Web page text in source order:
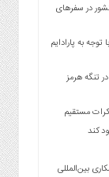
کشور در سفرهای
به پارادایم
تنگه هرمز
مستقیم
کند
بین‌المللی